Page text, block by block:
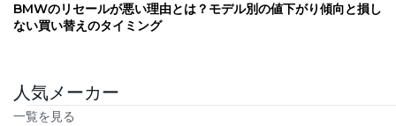
BMWのリセールが悪い理由とは？モデル別の値下がり傾向と損し
ない買い替えのタイミング
人気メーカー
一覧を見る